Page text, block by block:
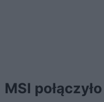
MSI